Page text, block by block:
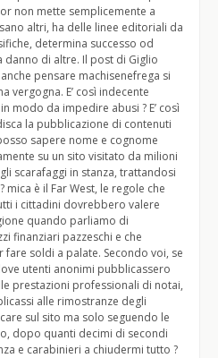
non mette semplicemente a
altri, ha delle linee editoriali da
determina successo od
danno di altre. Il post di Giglio
pensare machisenefrega si
vergogna. E’ così indecente
modo da impedire abusi ? E’ così
la pubblicazione di contenuti
sapere nome e cognome
su un sito visitato da milioni
scarafaggi in stanza, trattandosi
mica è il Far West, le regole che
i cittadini dovrebbero valere
quando parliamo di
finanziari pazzeschi e che
soldi a palate. Secondo voi, se
utenti anonimi pubblicassero
prestazioni professionali di notai,
alle rimostranze degli
sul sito ma solo seguendo le
dopo quanti decimi di secondi
e carabinieri a chiudermi tutto ?